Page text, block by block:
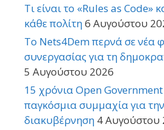
Τι είναι το «Rules as Code»
κάθε πολίτη6 Αυγούστου
Το Nets4Dem περνά σε νέα
συνεργασίας για τη
5 Αυγούστου 2026
15 χρόνια Open
παγκόσμια συμμαχία για
διακυβέρνηση 4 Αυγούστου